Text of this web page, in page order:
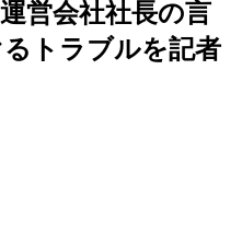
営会社社長の言
トラブルを記者